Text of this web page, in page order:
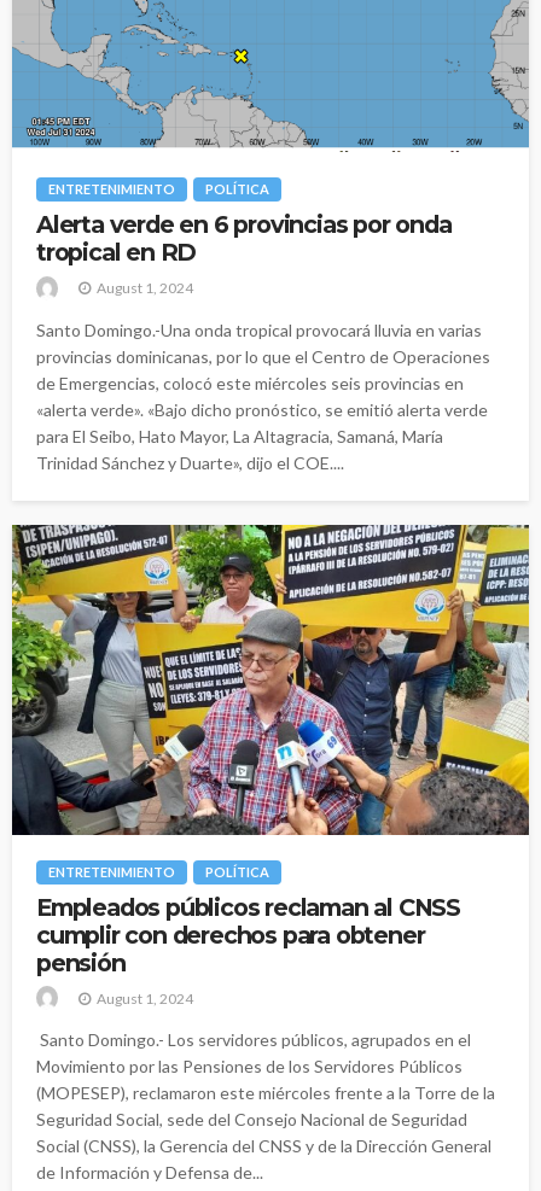
ENTRETENIMIENTO POLÍTICA
Alerta verde en 6 provincias por onda
tropical en RD
August 1, 2024
Santo Domingo.-Una onda tropical provocará lluvia en varias
provincias dominicanas, por lo que el Centro de Operaciones
de Emergencias, colocó este miércoles seis provincias en
«alerta verde». «Bajo dicho pronóstico, se emitió alerta verde
para El Seibo, Hato Mayor, La Altagracia, Samaná, María
Trinidad Sánchez y Duarte», dijo el COE....
ENTRETENIMIENTO POLÍTICA
Empleados públicos reclaman al CNSS
cumplir con derechos para obtener
pensión
August 1, 2024
Santo Domingo.- Los servidores públicos, agrupados en el
Movimiento por las Pensiones de los Servidores Públicos
(MOPESEP), reclamaron este miércoles frente a la Torre de la
Seguridad Social, sede del Consejo Nacional de Seguridad
Social (CNSS), la Gerencia del CNSS y de la Dirección General
de Información y Defensa de...